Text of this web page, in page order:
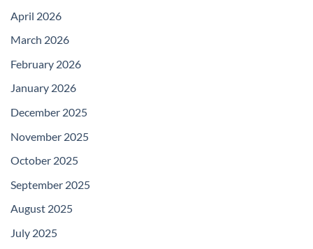
April 2026
March 2026
February 2026
January 2026
December 2025
November 2025
October 2025
September 2025
August 2025
July 2025